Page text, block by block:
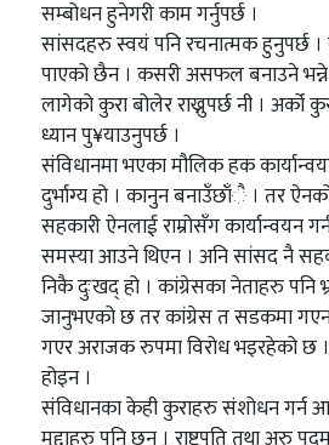
सम्बोधन हुनेगरी काम गर्नुपर्छ ।
सांसदहरु स्वयं पनि रचनात्मक हुनुपर्छ
पाएको छैन । कसरी असफल बनाउने
लागेको कुरा बोलेर राख्नुपर्छ नी ।
ध्यान पु¥याउनुपर्छ ।
संविधानमा भएका मौलिक हक
दुर्भाग्य हो । कानुन बनाउँछाँै । तर
सहकारी ऐनलाई राम्रोसँग कार्यान्वयन
समस्या आउने थिएन । अनि सांसद नै
निकै दुःखद् हो । कांग्रेसका नेताहरु पनि
जानुभएको छ तर कांग्रेस त सडकमा
गएर अराजक रुपमा विरोध भइरहेको छ
होइन ।
संविधानका केही कुराहरु संशोधन गर्न